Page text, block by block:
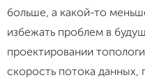
больше, а какой-то
избежать проблем в
проектировании
скорость потока